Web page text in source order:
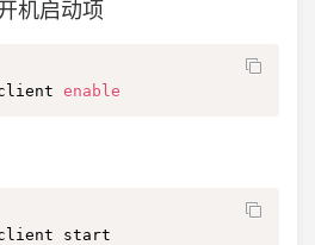
机启动项
enable
start